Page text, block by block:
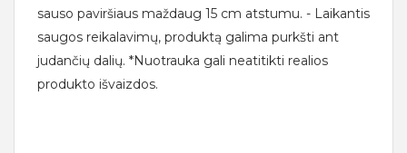
sauso paviršiaus maždaug 15 cm atstumu. - Laikantis
saugos reikalavimų, produktą galima purkšti ant
judančių dalių. *Nuotrauka gali neatitikti realios
produkto išvaizdos.